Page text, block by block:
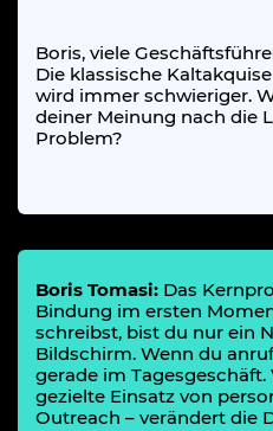
Boris, viele
Die klassische
wird immer schwieriger.
deiner Meinung nach die
Problem?
Boris Tomasi: Das
Bindung im ersten
schreibst, bist du nur ein
Bildschirm. Wenn du
gerade im
gezielte Einsatz von
Outreach – verändert die